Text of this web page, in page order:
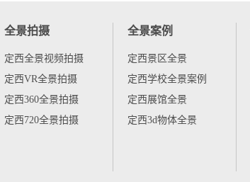
全景拍摄
定西全景视频拍摄
定西VR全景拍摄
定西360全景拍摄
定西720全景拍摄
全景案例
定西景区全景
定西学校全景案例
定西展馆全景
定西3d物体全景